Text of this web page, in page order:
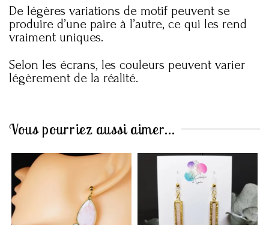
De légères variations de motif peuvent se
produire d’une paire à l’autre, ce qui les rend
vraiment uniques.
Selon les écrans, les couleurs peuvent varier
légèrement de la réalité.
Vous pourriez aussi aimer...